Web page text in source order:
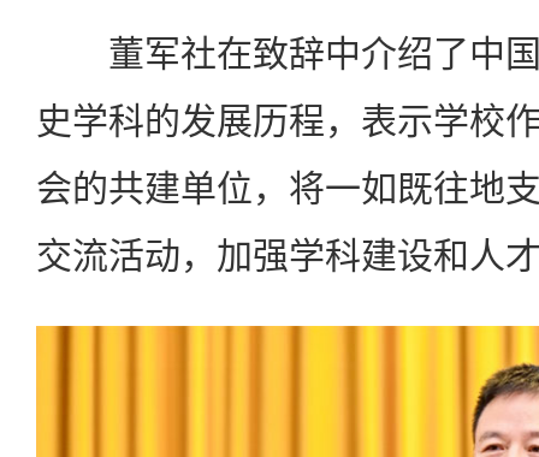
董军社在致辞中介绍了中国
史学科的发展历程，表示学校
会的共建单位，将一如既往地
交流活动，加强学科建设和人